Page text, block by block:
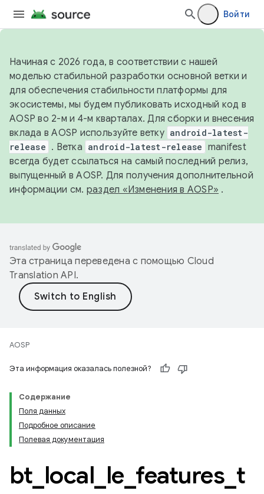
Войти
Начиная с 2026 года, в соответствии с нашей
моделью стабильной разработки основной ветки и
для обеспечения стабильности платформы для
экосистемы, мы будем публиковать исходный код в
AOSP во 2-м и 4-м кварталах. Для сборки и внесения
вклада в AOSP используйте ветку android-latest-
release . Ветка android-latest-release manifest
всегда будет ссылаться на самый последний релиз,
выпущенный в AOSP. Для получения дополнительной
информации см. раздел «Изменения в AOSP» .
Эта страница переведена с помощью Cloud
Translation API.
AOSP
Эта информация оказалась полезной?
Содержание
Поля данных
Подробное описание
Полевая документация
bt local le features t